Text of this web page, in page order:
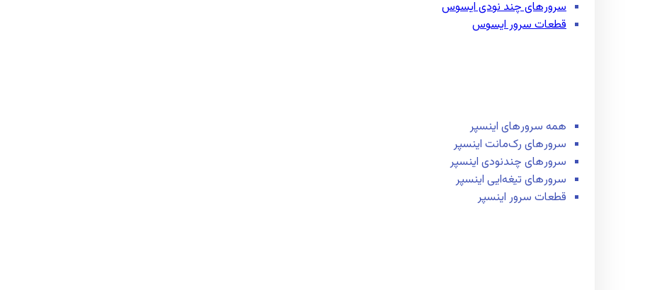
سرور‌های چند نودی ایسوس
قطعات سرور ایسوس
همه سرور‌های اینسپر
سرور‌های رک‌مانت اینسپر
سرور‌های چند‌نودی اینسپر
سرور‌های تیغه‌ایی اینسپر
قطعات سرور اینسپر